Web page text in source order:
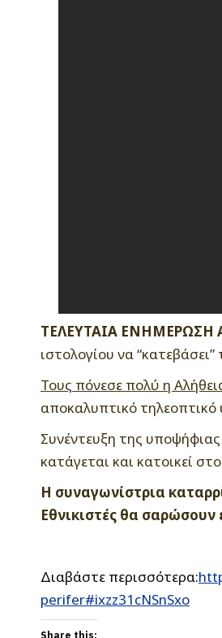
ΤΕΛΕΥΤΑΙΑ
ιστολογίου να
Τους πόνεσε πολύ η
αποκαλυπτικό τηλεοπτικό
Συνέντευξη της
κατάγεται και κατοικεί
Η συναγωνίστρια
Εθνικιστές θα σαρώσουν
Διαβάστε περισσότερα:
perifer#ixzz31cNSnSxo
Share this: